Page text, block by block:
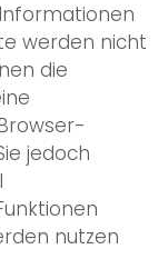
werden nicht
die
jedoch
nutzen